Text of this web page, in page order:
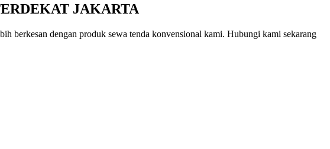
JAKARTA
berkesan dengan produk sewa tenda konvensional kami. Hubungi kami sekarang